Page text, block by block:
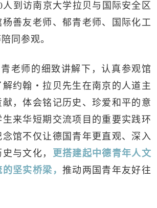
人到访南京大学拉贝与国际安全区
善友老师、郁青老师、国际化工
同参观。
老师的细致讲解下，认真参观馆
约翰・拉贝先生在南京的人道主
，体会铭记历史、珍爱和平的意
来华短期交流项目的重要实践环
馆不仅让德国青年更直观、深入
与文化， 更搭建起中德青年人文
坚实桥梁， 推动两国青年友好往